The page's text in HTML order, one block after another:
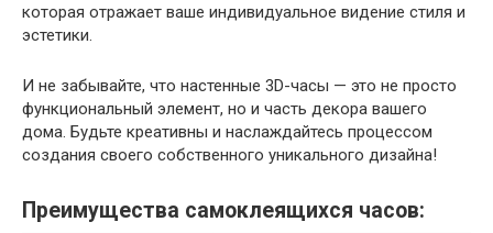
которая отражает ваше индивидуальное видение стиля и
эстетики.
И не забывайте, что настенные 3D-часы — это не просто
функциональный элемент, но и часть декора вашего
дома. Будьте креативны и наслаждайтесь процессом
создания своего собственного уникального дизайна!
Преимущества самоклеящихся часов: